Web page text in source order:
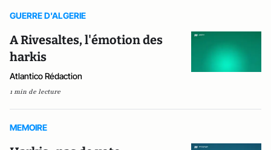
GUERRE D'ALGERIE
A Rivesaltes, l'émotion des
harkis
Atlantico Rédaction
1 min de lecture
MEMOIRE